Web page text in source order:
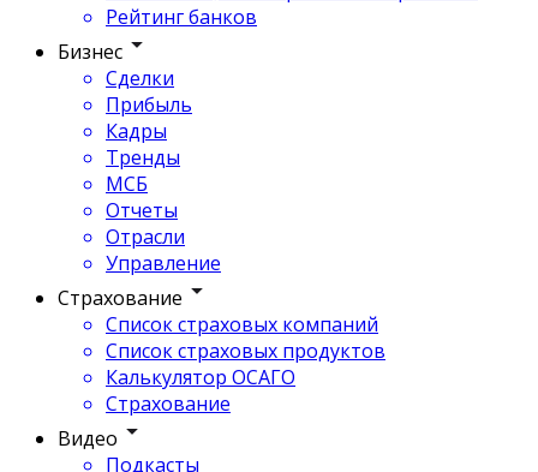
Рейтинг банков
Бизнес
Сделки
Прибыль
Кадры
Тренды
МСБ
Отчеты
Отрасли
Управление
Страхование
Список страховых компаний
Список страховых продуктов
Калькулятор ОСАГО
Страхование
Видео
Подкасты